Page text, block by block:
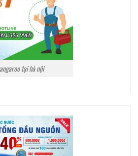
tại hà nội